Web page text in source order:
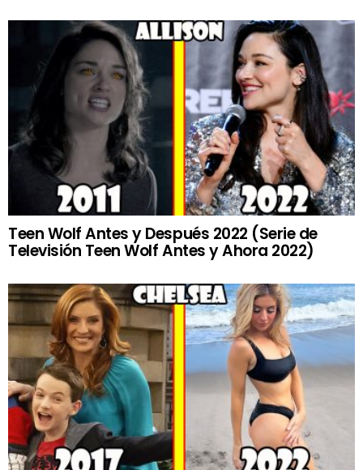
Teen Wolf Antes y Después 2022 (Serie de
Televisión Teen Wolf Antes y Ahora 2022)